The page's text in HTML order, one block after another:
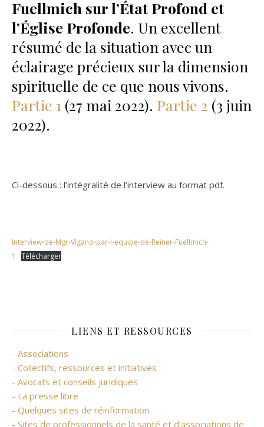
Fuellmich sur l’État Profond et
l’Église Profonde. Un excellent
résumé de la situation avec un
éclairage précieux sur la dimension
spirituelle de ce que nous vivons.
Partie 1 (27 mai 2022). Partie 2 (3 juin
2022).
Ci-dessous : l’intégralité de l’interview au format pdf.
Interview-de-Mgr-Vigano-par-l-equipe-de-Reiner-Fuellmich-
1
Télécharger
LIENS ET RESSOURCES
- Associations
- Collectifs, ressources et initiatives
- Avocats et conseils juridiques
- La presse libre
- Quelques sites de réinformation
- Sites de professionnels de la santé et d’associations de